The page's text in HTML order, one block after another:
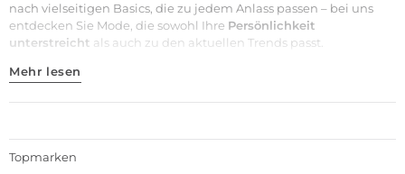
nach vielseitigen Basics, die zu jedem Anlass passen – bei uns
entdecken Sie Mode, die sowohl Ihre Persönlichkeit
unterstreicht als auch zu den aktuellen Trends passt.
Mehr lesen
Topmarken